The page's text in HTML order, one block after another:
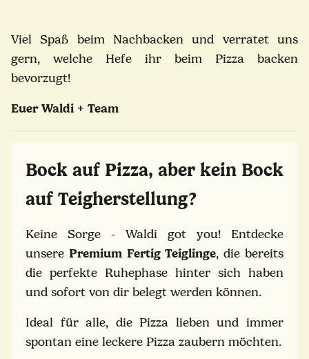
Viel Spaß beim Nachbacken und verratet uns
gern, welche Hefe ihr beim Pizza backen
bevorzugt!
Euer Waldi + Team
Bock auf Pizza, aber kein Bock
auf Teigherstellung?
Keine Sorge - Waldi got you! Entdecke
unsere Premium Fertig Teiglinge, die bereits
die perfekte Ruhephase hinter sich haben
und sofort von dir belegt werden können.
Ideal für alle, die Pizza lieben und immer
spontan eine leckere Pizza zaubern möchten.